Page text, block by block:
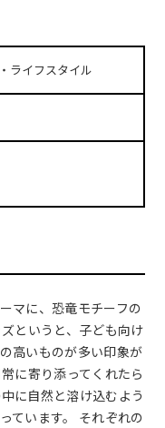
ライフスタイル
マに、恐竜モチーフの
というと、子ども向け
高いものが多い印象が
に寄り添ってくれたら
に自然と溶け込むよう
ています。 それぞれの